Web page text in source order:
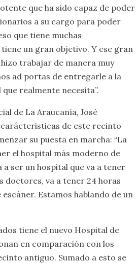
que ha sido capaz de poder
a su cargo para poder
que tiene muchas
un gran objetivo. Y ese gran
trabajar de manera muy
ad portas de entregarle a la
realmente necesita”.
de La Araucanía, José
de este recinto
su puesta en marcha: “La
el hospital más moderno de
a ser un hospital que va a tener
doctores, va a tener 24 horas
Estamos hablando de un
tiene el nuevo Hospital de
en comparación con los
antiguo. Sumado a esto se